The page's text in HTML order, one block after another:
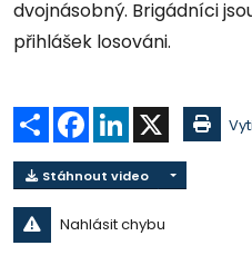
dvojnásobný. Brigádníci
přihlášek losováni.
Sdílet Facebook
LinkedIn
Stáhnout video
Nahlásit chybu